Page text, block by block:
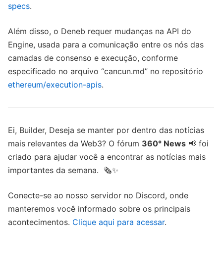
specs.
Além disso, o Deneb requer mudanças na API do
Engine, usada para a comunicação entre os nós das
camadas de consenso e execução, conforme
especificado no arquivo “cancun.md” no repositório
ethereum/execution-apis.
Ei, Builder, Deseja se manter por dentro das notícias
mais relevantes da Web3? O fórum 360° News 📢 foi
criado para ajudar você a encontrar as notícias mais
importantes da semana. 🗞️✨
Conecte-se ao nosso servidor no Discord, onde
manteremos você informado sobre os principais
acontecimentos. Clique aqui para acessar.